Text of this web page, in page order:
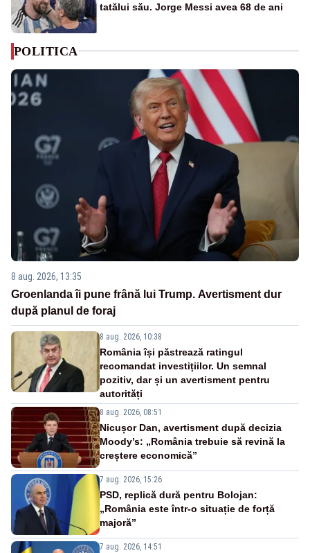
tatălui său. Jorge Messi avea 68 de ani
POLITICA
8 aug. 2026, 13:35
Groenlanda îi pune frână lui Trump. Avertisment dur
după planul de foraj
8 aug. 2026, 10:38
România își păstrează ratingul
recomandat investițiilor. Un semnal
pozitiv, dar și un avertisment pentru
autorități
8 aug. 2026, 08:51
Nicușor Dan, avertisment după decizia
Moody’s: „România trebuie să revină la
creștere economică”
7 aug. 2026, 15:26
PSD, replică dură pentru Bolojan:
„România este într-o situație de forță
majoră”
7 aug. 2026, 14:51